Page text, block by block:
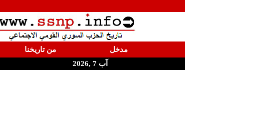
مدخل من تاريخنا
آب 7 ,2026